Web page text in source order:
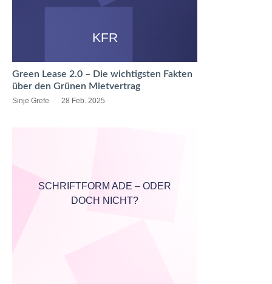
KFR
Green Lease 2.0 – Die wichtigsten Fakten
über den Grünen Mietvertrag
Sinje Grefe 28 Feb. 2025
SCHRIFTFORM ADE – ODER
DOCH NICHT?